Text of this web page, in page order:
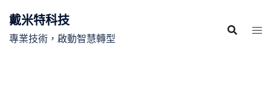
戴米特科技
專業技術，啟動智慧轉型